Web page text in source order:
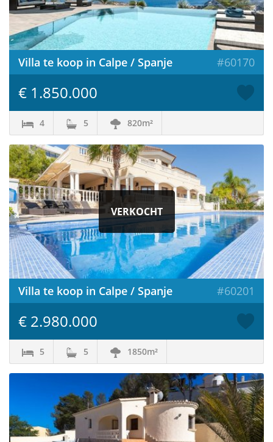
Villa te koop in Calpe / Spanje #60170
€ 1.850.000
4 5 820m²
VERKOCHT
Villa te koop in Calpe / Spanje #60201
€ 2.980.000
5 5 1850m²